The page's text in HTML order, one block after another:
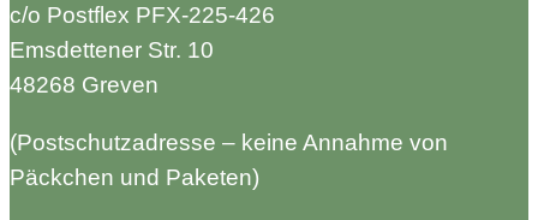
c/o Postflex PFX-225-426
Emsdettener Str. 10
48268 Greven
(Postschutzadresse – keine Annahme von
Päckchen und Paketen)